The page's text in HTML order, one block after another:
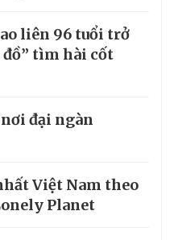
liên 96 tuổi trở
tìm hài cốt
đại ngàn
Việt Nam theo
Planet